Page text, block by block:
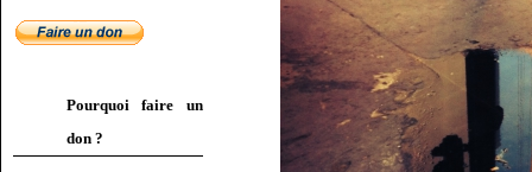
Pourquoi faire un
don ?